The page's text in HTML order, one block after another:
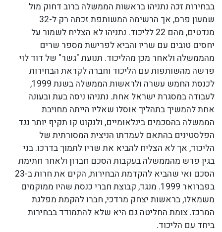
בבחירות זכה נתניהו בראשות הממשלה ברוב דחוק מול
שמעון פרס, אך הרשימה המשותפת זכתה רק ל-32
מנדטים, מהם 22 לליכוד. נתניהו לא הצליח לשמור על
יחסים טובים עם שריו והביא לפרישת מספר שרים
מהממשלה ולאחר מכן מהליכוד. תנועת "גשר" של דוד לוי
פרשה מהשותפות עם הליכוד וחברה לקראת הבחירות
לכנסת החמש עשרה ולראשות הממשלה בשנת 1999,
לעבודה במסגרת ישראל אחת. נתניהו ניסה בעת ובעונה
אחת להמשיך בתהליך אוסלו שאליו הייתה מחויבת
הממשלה בהסכמים בינלאומיים, ולנקוט קו תקיף יותר נגד
הפלסטינים בהתאם לעמדתו הניצית המסורתית של
הליכוד, אך לא הצליח להביא את שריו לתמוך בדרכו. בני
בגין פרש מהממשלה בעקבות הסכם חברון ולאחר חתימת
הסכם ואי שהביא להקדמת הבחירות, הקים את חרות ב-23
בפברואר 1999. מנגד, קבוצת חברי כנסת שהיו ממוקמים
משמאלו, בראשות יצחק מרדכי, חברו להקמת מפלגת
המרכז. צומת החליטה גם היא שלא להתמודד בבחירות
ביחד עם הליכוד.